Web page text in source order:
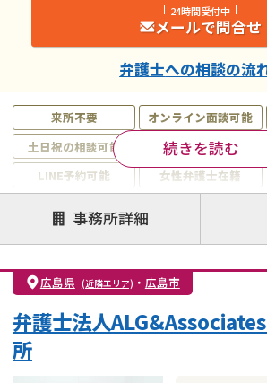
来所不要 オンライン面談可能
土日祝の相談可能
19時以降電話可能
LINE予約可能
女性弁護士在籍
注力案件
離婚前相談
離婚調停
親権・面会交流権
DV
不貞・不倫慰謝料請求
国際離婚
財産分与
内縁の夫婦
続きを読む
24時間受付中
メールで問合せ
弁護士への相談の流
事務所詳細
広島県 (近隣エリア) ・ 広島市
弁護士法人
所